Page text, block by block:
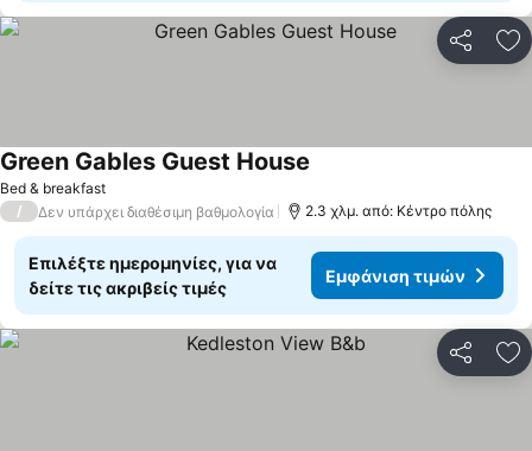
Bed & breakfast
Green Gables Guest House
/ Δεν υπάρχει διαθέσιμη βαθμολογία 2.3 χλμ. από: Κέντρο πόλης
Επιλέξτε ημερομηνίες, για να
δείτε τις ακριβείς τιμές
Εμφάνιση τιμών